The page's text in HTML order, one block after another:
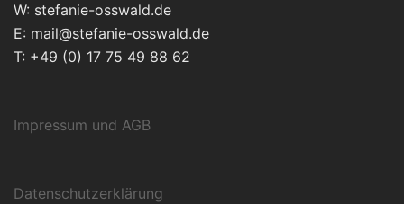
W: stefanie-osswald.de
E: mail@stefanie-osswald.de
T: +49 (0) 17 75 49 88 62
Impressum und AGB
Datenschutzerklärung